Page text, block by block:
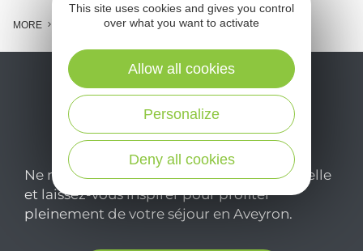
MORE
Ne manquez pas notre newsletter mensuelle
et laissez-vous inspirer pour profiter
pleinement de votre séjour en Aveyron.
This site uses cookies and gives you control
over what you want to activate
Deny all cookies
Personalize
Allow all cookies